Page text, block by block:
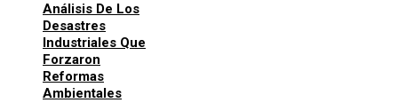
Análisis De Los
Desastres
Industriales Que
Forzaron
Reformas
Ambientales